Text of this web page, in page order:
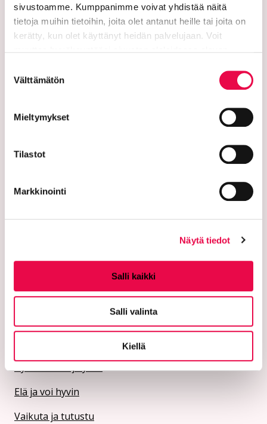
sivustoamme. Kumppanimme voivat yhdistää näitä
tietoja muihin tietoihin, joita olet antanut heille tai joita on
kerätty, kun olet käyttänyt heidän palvelujaan. Voit
valinta
Välttämätön
Mieltymykset
Tilastot
Markkinointi
Näytä tiedot
Salli kaikki
Salli valinta
Kiellä
Lähetä laskut verkkolaskuina
verkkolaskuosoitteeseen. Kaupunki ja Riihimäen Vesi
Riihimäen kaupunki:
Verkkolaskuoperaattori CGI Oy, 003703575029
003701525634100
Riihimäen Veden y-tunnus 0152563-4
Asu ja rakenna
Työskentele ja yritä
Elä ja voi hyvin
Vaikuta ja tutustu